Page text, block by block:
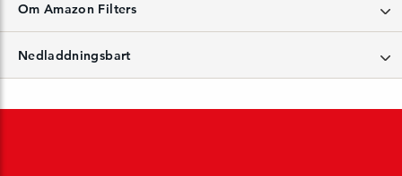
Om Amazon Filters
Nedladdningsbart